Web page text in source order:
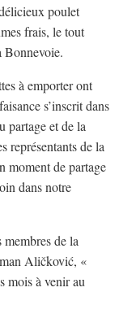
poulet
frais, le tout
Bonnevoie.
à emporter ont
s’inscrit dans
partage et de la
représentants de la
moment de partage
dans notre
de la
Aličković, «
mois à venir au